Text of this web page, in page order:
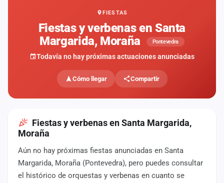
FIESTAS
Fiestas y verbenas en Santa
Margarida, Moraña
Pontevedra
Todavía no hay próximas actuaciones anunciadas
Cómo llegar Compartir
Fiestas y verbenas en Santa Margarida,
Moraña
Aún no hay próximas fiestas anunciadas en Santa
Margarida, Moraña (Pontevedra), pero puedes consultar
el histórico de orquestas y verbenas en cuanto se
Componentes
Agencias
Rankings
Anuncios